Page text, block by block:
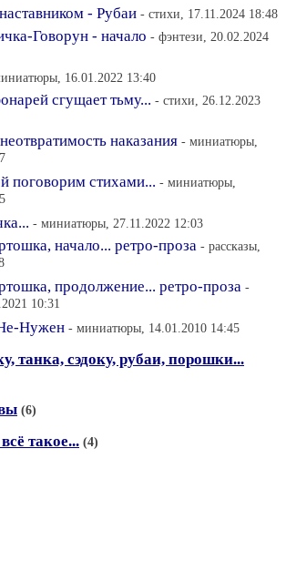
- Рубаи - стихи, 17.11.2024 18:48
Говорун - начало - фэнтези, 20.02.2024
16.01.2022 13:40
сгущает тьму... - стихи, 26.12.2023
наказания - миниатюры,
поговорим стихами... - миниатюры,
- миниатюры, 27.11.2022 12:03
начало... ретро-проза - рассказы,
продолжение... ретро-проза -
10:31
Нужен - миниатюры, 14.01.2010 14:45
танка, сэдоку, рубаи, порошки...
(6)
такое... (4)